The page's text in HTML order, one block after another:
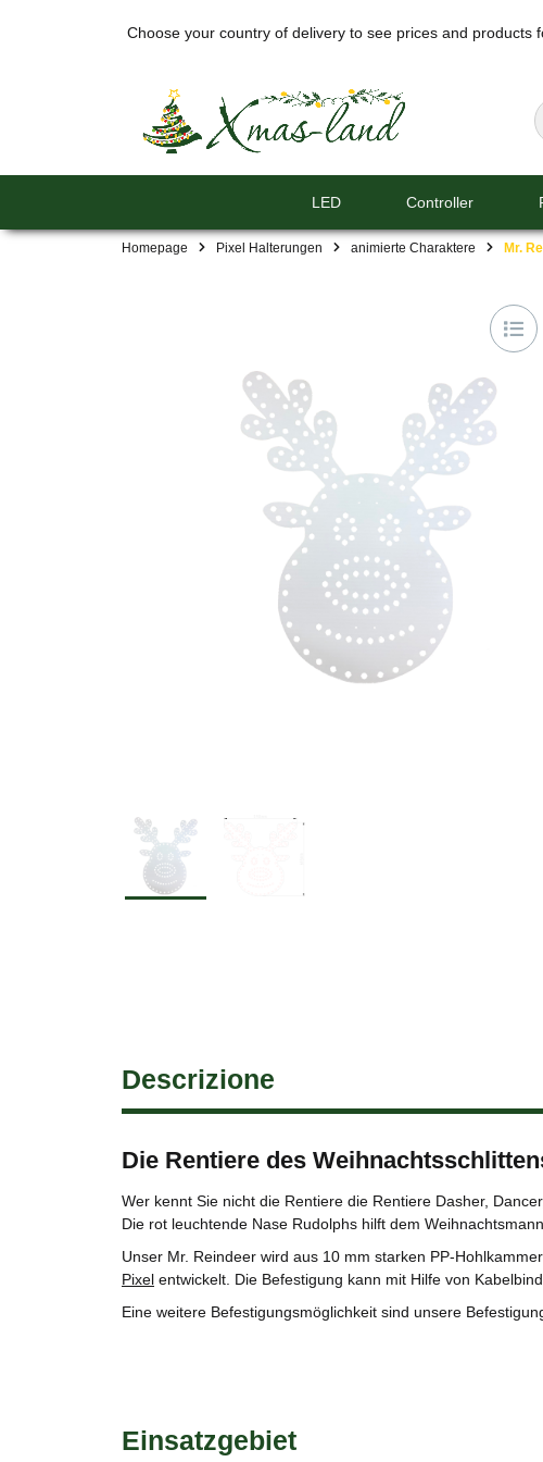
Choose your country of delivery to see prices and products
LED Controller
Homepage Pixel Halterungen animierte Charaktere Mr.
Descrizione
Die Rentiere des
Wer kennt Sie nicht die Rentiere die Rentiere Dasher,
Die rot leuchtende Nase Rudolphs hilft dem
Unser Mr. Reindeer wird aus 10 mm starken PP-
Pixel entwickelt. Die Befestigung kann mit Hilfe von
Eine weitere Befestigungsmöglichkeit sind unsere
Einsatzgebiet